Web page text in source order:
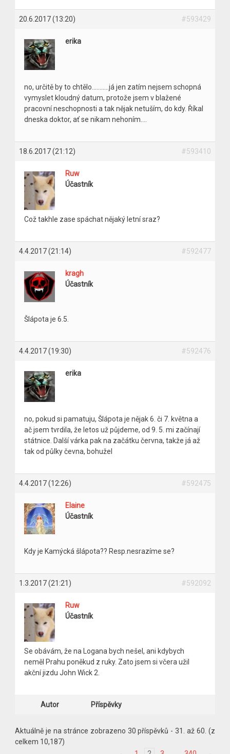
20.6.2017 (13:20) #593429
erika
no, určitě by to chtělo………..já jen zatím nejsem schopná
vymyslet kloudný datum, protože jsem v blažené
pracovní neschopnosti a tak nějak netuším, do kdy. Říkal
dneska doktor, ať se nikam nehoním….
18.6.2017 (21:12) #593410
Ruw
Účastník
Což takhle zase spáchat nějaký letní sraz?
4.4.2017 (21:14) #592477
kragh
Účastník
Šlápota je 6.5.
4.4.2017 (19:30) #592476
erika
no, pokud si pamatuju, Šlápota je nějak 6. či 7. května a
ač jsem tvrdila, že letos už půjdeme, od 9. 5. mi začínají
státnice. Další várka pak na začátku června, takže já až
tak od půlky čevna, bohužel
4.4.2017 (12:26) #592475
Elaine
Účastník
Kdy je Kamýcká šlápota?? Resp.nesrazíme se?
1.3.2017 (21:21) #592092
Ruw
Účastník
Se obávám, že na Logana bych nešel, ani kdybych
neměl Prahu poněkud z ruky. Zato jsem si včera užil
akční jizdu John Wick 2.
Autor Příspěvky
Aktuálně je na stránce zobrazeno 30 příspěvků - 31. až 60. (z
celkem 10,187)